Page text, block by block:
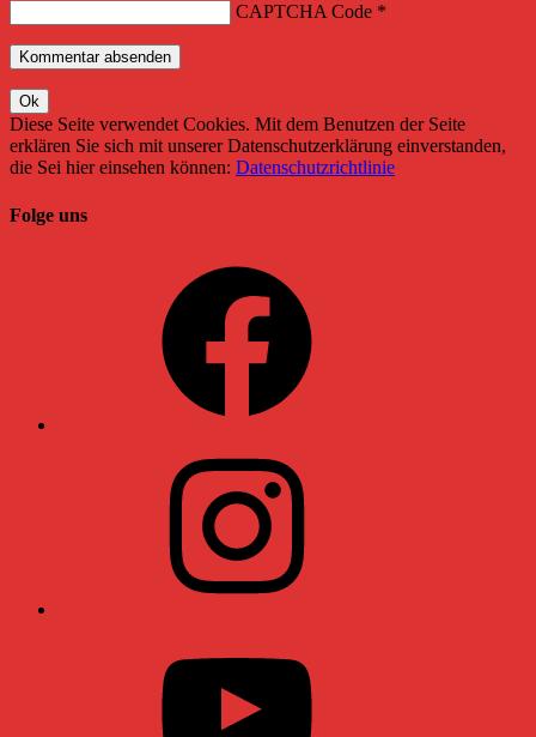
CAPTCHA Code *
Diese Seite verwendet Cookies. Mit dem Benutzen der Seite
erklären Sie sich mit unserer Datenschutzerklärung einverstanden,
die Sei hier einsehen können: Datenschutzrichtlinie
Folge uns